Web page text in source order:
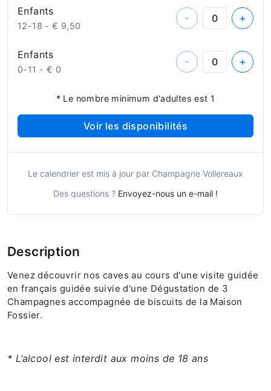
Enfants
12-18 -€ 9,50
- +
Enfants
0-11 - € 0
- +
* Le nombre minimum d'adultes est 1
Voir les disponibilités
Le calendrier est mis à jour par Champagne Vollereaux
Des questions ? Envoyez-nous un e-mail !
Description
Venez découvrir nos caves au cours d'une visite guidée
en français guidée suivie d'une Dégustation de 3
Champagnes accompagnée de biscuits de la Maison
Fossier.
* L’alcool est interdit aux moins de 18 ans